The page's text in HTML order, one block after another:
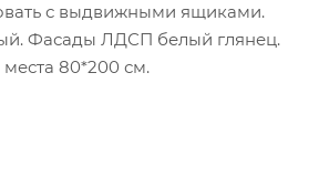
с выдвижными ящиками.
Фасады ЛДСП белый глянец.
80*200 см.